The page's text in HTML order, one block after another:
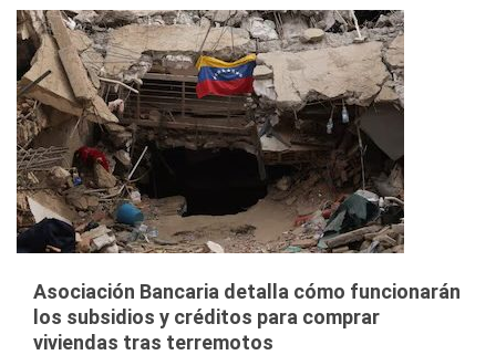
Asociación Bancaria detalla cómo funcionarán
los subsidios y créditos para comprar
viviendas tras terremotos